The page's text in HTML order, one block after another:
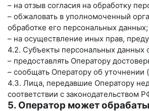
– на отзыв согласия на обработку
– обжаловать в уполномоченный
обработке его персональных данных;
– на осуществление иных прав,
4.2. Субъекты персональных данных
– предоставлять Оператору
– сообщать Оператору об
4.3. Лица, передавшие Оператору
соответствии с законодательством
5. Оператор может